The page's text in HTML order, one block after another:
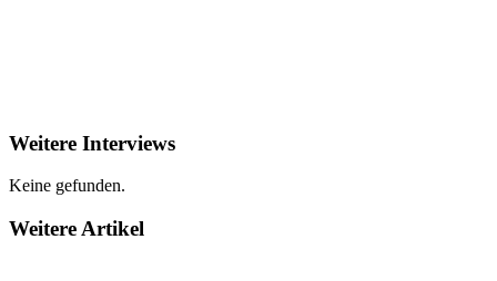
Weitere Interviews
Keine gefunden.
Weitere Artikel